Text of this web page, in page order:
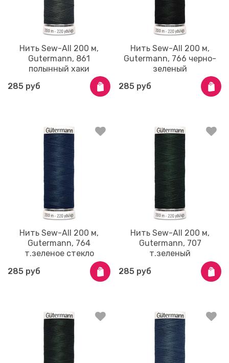
Нить Sew-All 200 м,
Gutermann, 861
полынный хаки
285 руб
Нить Sew-All 200 м,
Gutermann, 766 черно-
зеленый
285 руб
Нить Sew-All 200 м,
Gutermann, 764
т.зеленое стекло
285 руб
Нить Sew-All 200 м,
Gutermann, 707
т.зеленый
285 руб